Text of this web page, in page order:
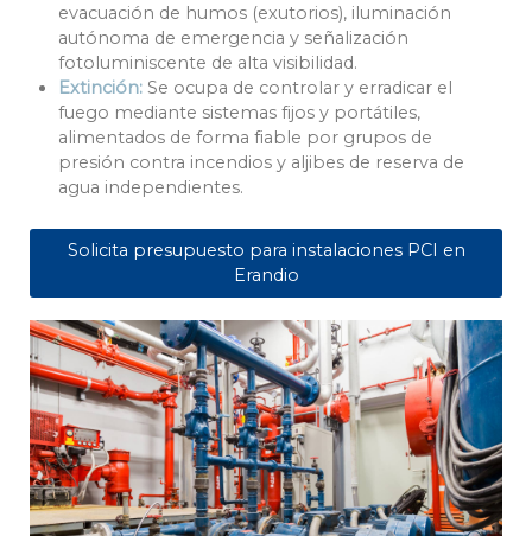
evacuación de humos (exutorios), iluminación
autónoma de emergencia y señalización
fotoluminiscente de alta visibilidad.
Extinción: Se ocupa de controlar y erradicar el
fuego mediante sistemas fijos y portátiles,
alimentados de forma fiable por grupos de
presión contra incendios y aljibes de reserva de
agua independientes.
Solicita presupuesto para instalaciones PCI en
Erandio